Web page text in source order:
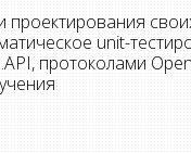
unit-
протоколами